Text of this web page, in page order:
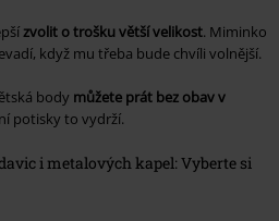
zvolit o trošku větší velikost. Miminko
když mu třeba bude chvíli volnější.
body můžete prát bez obav v
potisky to vydrží.
i metalových kapel: Vyberte si